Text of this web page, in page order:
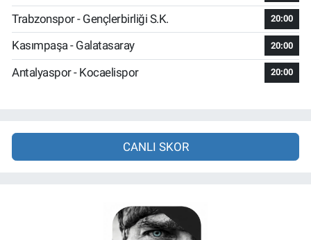
Trabzonspor - Gençlerbirliği S.K. 20:00
Kasımpaşa - Galatasaray 20:00
Antalyaspor - Kocaelispor 20:00
CANLI SKOR